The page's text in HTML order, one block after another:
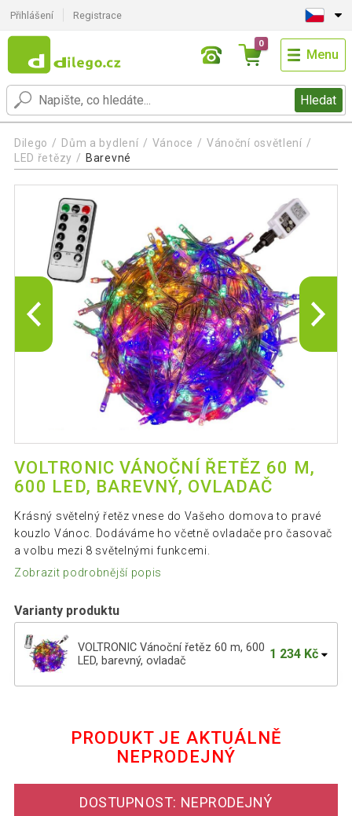
Přihlášení Registrace
Hledat
0
Menu
Dilego Dům a bydlení Vánoce
Vánoční osvětlení
LED řetězy
Barevné
VOLTRONIC VÁNOČNÍ ŘETĚZ 60 M,
600 LED, BAREVNÝ, OVLADAČ
Krásný světelný řetěz vnese do Vašeho domova to pravé
kouzlo Vánoc. Dodáváme ho včetně ovladače pro časovač
a volbu mezi 8 světelnými funkcemi.
Zobrazit podrobnější popis
Varianty produktu
VOLTRONIC Vánoční řetěz 60 m, 600
LED, barevný, ovladač
1 234 Kč
VOLTRONIC Vánoční řetěz 40 m, 400 LED,
PRODUKT JE AKTUÁLNĚ
NEPRODEJNÝ
DOSTUPNOST: NEPRODEJNÝ